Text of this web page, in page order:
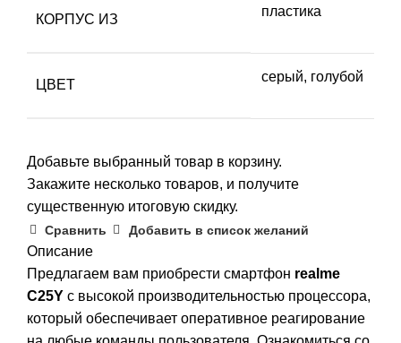
КОРПУС ИЗ
пластика
ЦВЕТ
серый, голубой
Добавьте выбранный товар в корзину.
Закажите несколько товаров, и получите
существенную итоговую скидку.
Сравнить Добавить в список желаний
Описание
Предлагаем вам приобрести смартфон realme
C25Y с высокой производительностью процессора,
который обеспечивает оперативное реагирование